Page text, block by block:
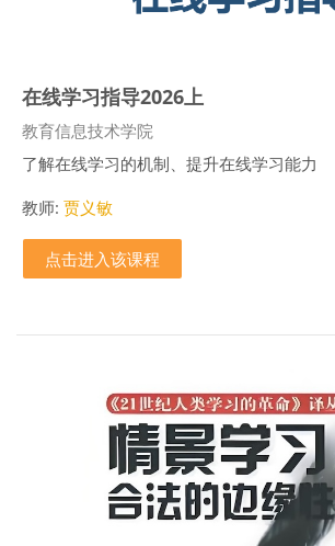
在线学习指导2026上
课程类别
教育信息技术学院
了解在线学习的机制、提升在线学习能力
教师: 贾义敏
点击进入该课程